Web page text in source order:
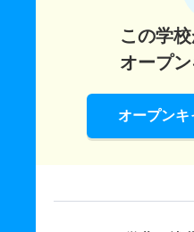
この学
オープ
オープンキ